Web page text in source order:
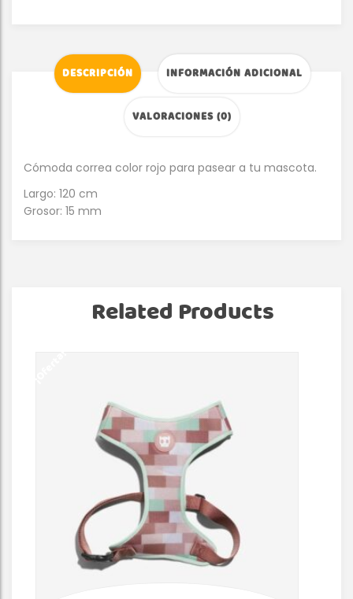
DESCRIPCIÓN INFORMACIÓN ADICIONAL
VALORACIONES (0)
Cómoda correa color rojo para pasear a tu mascota.
Largo: 120 cm
Grosor: 15 mm
Related Products